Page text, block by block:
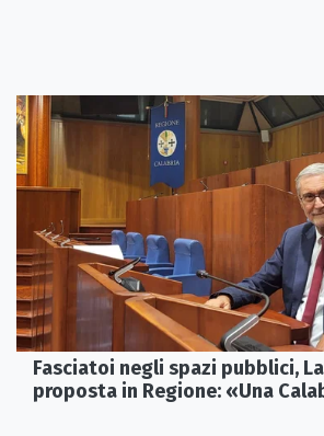
Fasciatoi negli spazi pubblici,
proposta in Regione: «Una